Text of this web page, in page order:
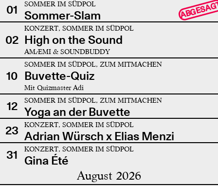
01 SOMMER IM SÜDPOL
Sommer-Slam
02
KONZERT, SOMMER IM SÜDPOL
High on the Sound
AMÆMI & SOUNDBUDDY
10
SOMMER IM SÜDPOL, ZUM MITMACHEN
Buvette-Quiz
Mit Quizmaster Adi
12 SOMMER IM SÜDPOL, ZUM MITMACHEN
Yoga an der Buvette
23
KONZERT, SOMMER IM SÜDPOL
Adrian Würsch x Elias Menzi
31
KONZERT, SOMMER IM SÜDPOL
Gina Été
August 2026